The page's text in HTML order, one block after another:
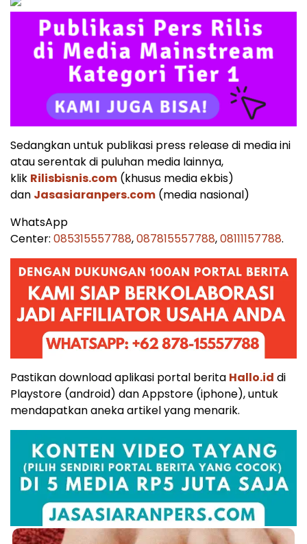
Sedangkan untuk publikasi press release di media ini
atau serentak di puluhan media lainnya,
klik Rilisbisnis.com (khusus media ekbis)
dan Jasasiaranpers.com (media nasional)
WhatsApp
Center: 085315557788,087815557788,08111157788.
Pastikan download aplikasi portal berita Hallo.id di
Playstore (android) dan Appstore (iphone), untuk
mendapatkan aneka artikel yang menarik.